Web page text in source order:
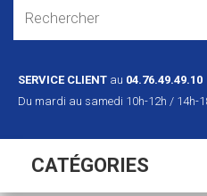
SERVICE CLIENT au 04.76.49.49.10
Du mardi au samedi 10h-12h / 14h-
CATÉGORIES